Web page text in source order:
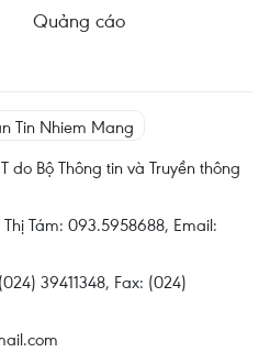
Quảng cáo
do Bộ Thông tin và Truyền thông
Tám: 093.5958688, Email:
39411348, Fax: (024)